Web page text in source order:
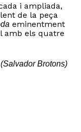
i ampliada,
de la peça
eminentment
amb els quatre
(Salvador Brotons)